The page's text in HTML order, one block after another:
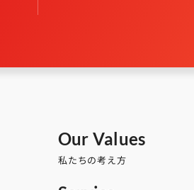
Our Values
私たちの考え方